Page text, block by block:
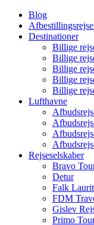
Blog
Destinationer
Billige
Billige
Billige
Billige
Billige
Lufthavne
Rejseselskaber
Bravo
Detur
Falk
FDM
Gislev
Primo